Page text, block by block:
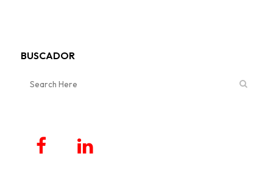
BUSCADOR